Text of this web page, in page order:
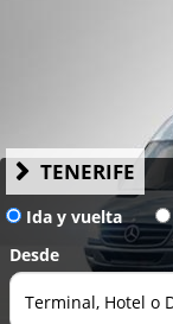
TENERIFE
Ida y vuelta
Desde